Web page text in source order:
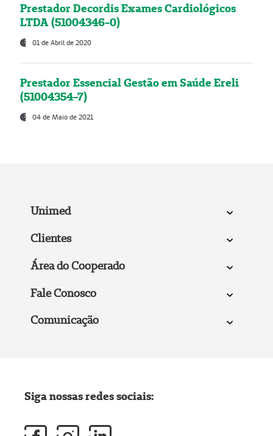
Prestador Decordis Exames Cardiológicos
LTDA (51004346-0)
01 de Abril de 2020
Prestador Essencial Gestão em Saúde Ereli
(51004354-7)
04 de Maio de 2021
Unimed
Clientes
Área do Cooperado
Fale Conosco
Comunicação
Siga nossas redes sociais: